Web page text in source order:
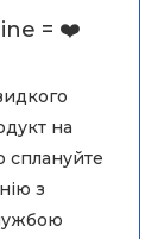
= ❤️
на
сплануйте
з